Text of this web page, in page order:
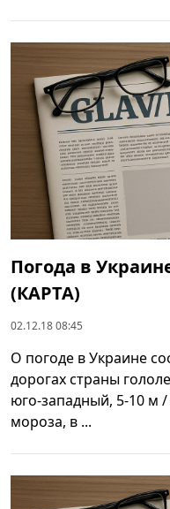
Погода в
(КАРТА)
02.12.18 08:45
О погоде в Украине
дорогах страны
юго-западный, 5-10 м
мороза, в ...